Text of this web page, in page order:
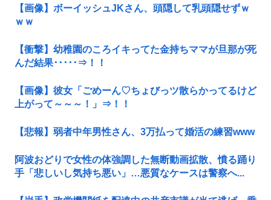
【画像】ボーイッシュJKさん、頭隠して乳頭隠せずｗ
ｗｗ
【衝撃】幼稚園のころイキってた金持ちママが旦那が死
んだ結果･････⇒！！
【画像】彼女「ごめーん♡ちょびっツ散らかってるけど
上がって～～～！」⇒！！
【悲報】弱者中年男性さん、3万払って婚活の練習www
阿波おどりで女性の体強調した無断動画拡散、憤る踊り
手「悲しいし気持ち悪い」…悪質なケースは警察へ...